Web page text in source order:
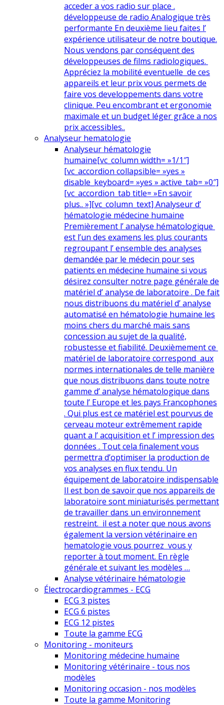
acceder a vos radio sur place .
développeuse de radio Analogique très
performante En deuxième lieu faites l’
expérience utilisateur de notre boutique.
Nous vendons par conséquent des
développeuses de films radiologiques.
Appréciez la mobilité eventuelle de ces
appareils et leur prix vous permets de
faire vos developpements dans votre
clinique. Peu encombrant et ergonomie
maximale et un budget léger grâce a nos
prix accessibles..
Analyseur hematologie
Analyseur hématologie
humaine[vc_column width= »1/1″]
[vc_accordion collapsible= »yes »
disable_keyboard= »yes » active_tab= »0″]
[vc_accordion_tab title= »En savoir
plus.. »][vc_column_text] Analyseur d’
hématologie médecine humaine
Premièrement l’ analyse hématologique
est l’un des examens les plus courants
regroupant l’ ensemble des analyses
demandée par le médecin pour ses
patients en médecine humaine si vous
désirez consulter notre page générale de
matériel d’ analyse de laboratoire . De fait
nous distribuons du matériel d’ analyse
automatisé en hématologie humaine les
moins chers du marché mais sans
concession au sujet de la qualité,
robustesse et fiabilité. Deuxièmement ce
matériel de laboratoire correspond aux
normes internationales de telle manière
que nous distribuons dans toute notre
gamme d’ analyse hématologique dans
toute l’ Europe et les pays Francophones
. Qui plus est ce matériel est pourvus de
cerveau moteur extrêmement rapide
quant a l’ acquisition et l’ impression des
données . Tout cela finalement vous
permettra d’optimiser la production de
vos analyses en flux tendu. Un
équipement de laboratoire indispensable
Il est bon de savoir que nos appareils de
laboratoire sont miniaturisés permettant
de travailler dans un environnement
restreint. il est a noter que nous avons
également la version vétérinaire en
hematologie vous pourrez vous y
reporter à tout moment. En règle
générale et suivant les modèles …
Analyse vétérinaire hématologie
Électrocardiogrammes - ECG
ECG 3 pistes
ECG 6 pistes
ECG 12 pistes
Toute la gamme ECG
Monitoring - moniteurs
Monitoring médecine humaine
Monitoring vétérinaire - tous nos
modèles
Monitoring occasion - nos modèles
Toute la gamme Monitoring